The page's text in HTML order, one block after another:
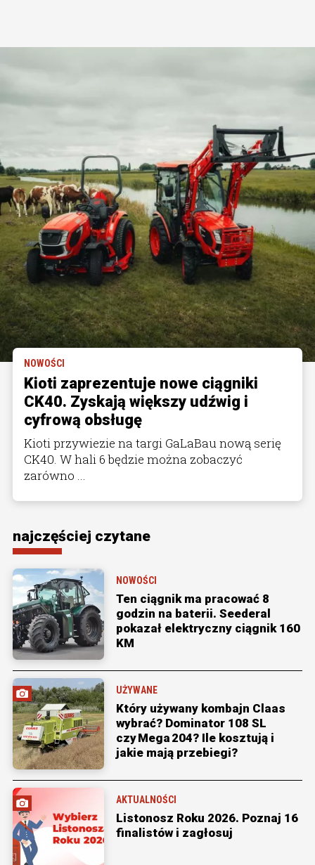
NOWOŚCI
Kioti zaprezentuje nowe ciągniki
CK40. Zyskają większy udźwig i
cyfrową obsługę
Kioti przywiezie na targi GaLaBau nową serię
CK40. W hali 6 będzie można zobaczyć
zarówno ...
najczęściej czytane
NOWOŚCI
Ten ciągnik ma pracować 8
godzin na baterii. Seederal
pokazał elektryczny ciągnik 160
KM
UŻYWANE
Który używany kombajn Claas
wybrać? Dominator 108 SL
czy Mega 204? Ile kosztują i
jakie mają przebiegi?
AKTUALNOŚCI
Listonosz Roku 2026. Poznaj 16
finalistów i zagłosuj